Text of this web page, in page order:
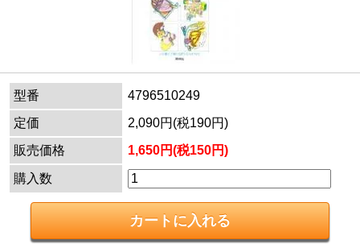
型番
4796510249
定価
2,090円(税190円)
販売価格
1,650円(税150円)
購入数